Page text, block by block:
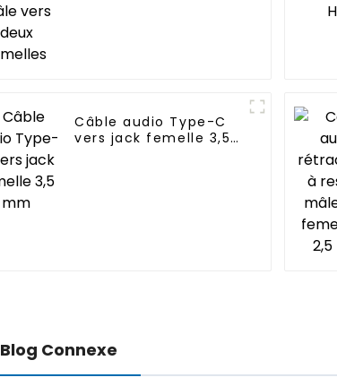
Câble audio Type-C
vers jack femelle 3,5
Blog Connexe